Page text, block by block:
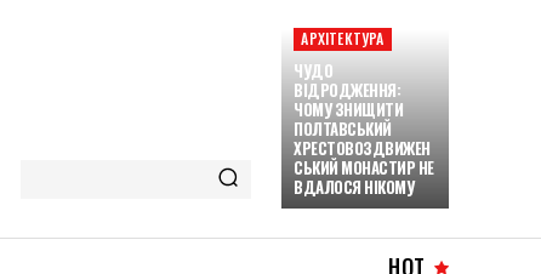
АРХІТЕКТУРА
ЧУДО
ВІДРОДЖЕННЯ:
ЧОМУ ЗНИЩИТИ
ПОЛТАВСЬКИЙ
ХРЕСТОВОЗДВИЖЕН
СЬКИЙ МОНАСТИР НЕ
ВДАЛОСЯ НІКОМУ
HOT